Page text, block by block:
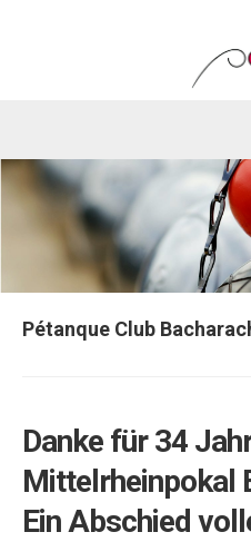
Pétanque Club
Danke für 34
Mittelrheinpokal
Ein Abschied